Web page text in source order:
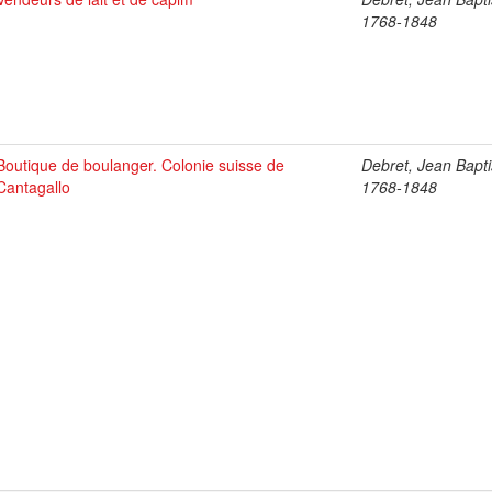
1768-1848
de boulanger. Colonie suisse de
Debret, Jean
1768-1848